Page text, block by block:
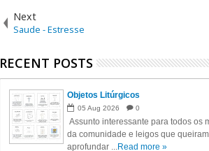
Next
Saude - Estresse
RECENT POSTS
Objetos Litúrgicos
05 Aug 2026 0
Assunto interessante para todos os
da comunidade e leigos que
aprofundar ...Read more »